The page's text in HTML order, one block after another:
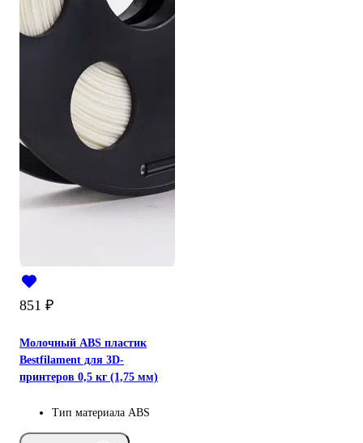
851 ₽
Молочный ABS пластик
Bestfilament для 3D-
принтеров 0,5 кг (1,75 мм)
Тип материала ABS